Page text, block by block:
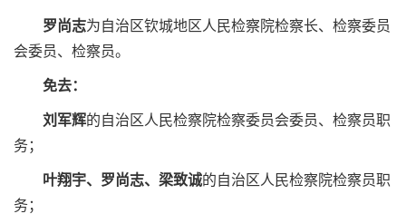
罗尚志为自治区钦城地区人民检察院检察长、检察委员
会委员、检察员。
免去：
刘军辉的自治区人民检察院检察委员会委员、检察员职
务；
叶翔宇、罗尚志、梁致诚的自治区人民检察院检察员职
务；